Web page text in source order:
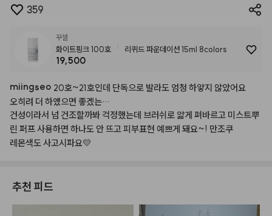
359
꾸셀
화이트핑크 100호 리퀴드 파운데이션 15ml 8colors
19,500
miingseo 20호~21호인데 단독으로 발라도 엄청 하얗지 않았어요
오히려 더 하얬으면 좋겠는…
건성이라서 넘 건조할까봐걱정했는데 브러쉬로 얇게 펴바르고 미스트뿌
린 퍼프사용하면 하나도안 뜨고피부표현 예쁘게 돼요~! 만조쿠
레몬색도사고시파요💛
추천 피드